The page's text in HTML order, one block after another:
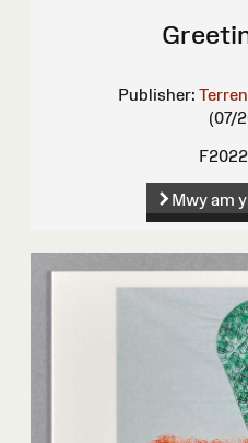
Publisher:
(07/
Mwy am